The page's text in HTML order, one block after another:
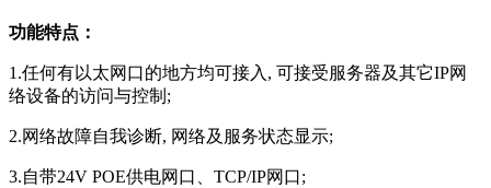
功能特点：
1.任何有以太网口的地方均可接入, 可接受服务器及其它IP网
络设备的访问与控制;
2.网络故障自我诊断, 网络及服务状态显示;
3.自带24V POE供电网口、TCP/IP网口;